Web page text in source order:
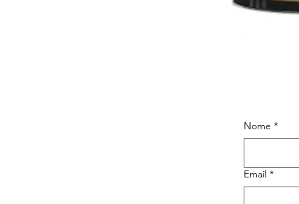
Nome *
Email *